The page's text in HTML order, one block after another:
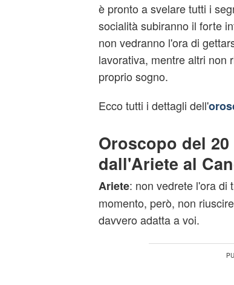
è pronto a svelare tutti i
socialità subiranno il forte
non vedranno l'ora di
lavorativa, mentre altri non
proprio sogno.
Ecco tutti i dettagli dell'
Oroscopo del
dall'Ariete al
Ariete: non vedrete l'ora di
momento, però, non
davvero adatta a voi.